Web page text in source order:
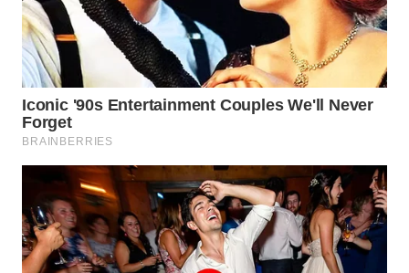
UMKM
WAHANA
SELEB
WAHANA
WAHANA
OTOMOTIF
WAHANA